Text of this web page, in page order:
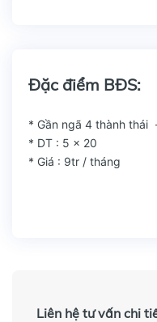
Đặc điểm BĐS:
* Gần ngã 4 thành thái
* DT : 5 x 20
* Giá : 9tr / tháng
Liên hệ tư vấn chi